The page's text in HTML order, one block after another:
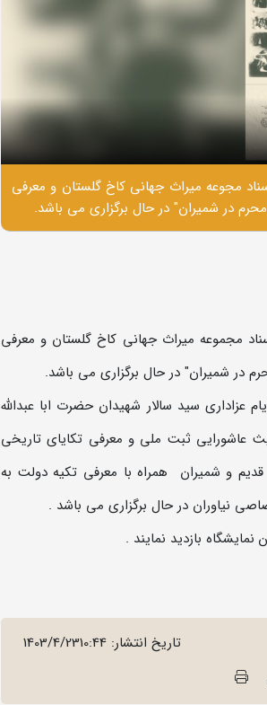
مجوعه میراث جهانی کاخ گلستان و معرفی
در شمیران" در حال برگزاری می باشد.
مجموعه میراث جهانی کاخ گلستان و معرفی
در شمیران" در حال برگزاری می باشد.
عزاداری سید سالار شهیدان حضرت ابا عبدالله
عاشورایی ثبت ملی و معرفی تکایای تاریخی
و شمیران همراه با معرفی تکیه دولت به
نیاوران در حال برگزاری می باشد .
تاریخ انتشار: 1403/4/2310:44